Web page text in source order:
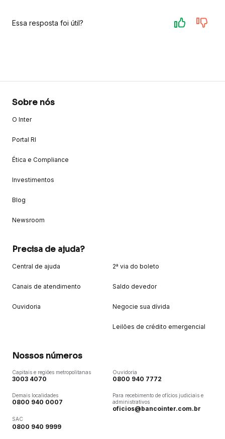
Essa resposta foi útil?
Sobre nós
O Inter
Portal RI
Ética e Compliance
Investimentos
Blog
Newsroom
Precisa de ajuda?
Central de ajuda
Canais de atendimento
Ouvidoria
2ª via do boleto
Saldo devedor
Negocie sua dívida
Leilões de crédito emergencial
Nossos números
Capitais e regiões metropolitanas
3003 4070
Demais localidades
0800 940 0007
SAC
0800 940 9999
Ouvidoria
0800 940 7772
Para recebimento de ofícios judiciais e
administrativos
oficios@bancointer.com.br